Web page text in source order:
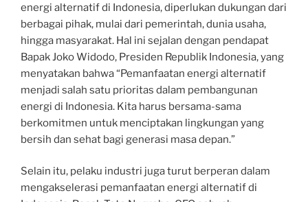
energi alternatif di Indonesia, diperlukan dukungan dari
berbagai pihak, mulai dari pemerintah, dunia usaha,
hingga masyarakat. Hal ini sejalan dengan pendapat
Bapak Joko Widodo, Presiden Republik Indonesia, yang
menyatakan bahwa “Pemanfaatan energi alternatif
menjadi salah satu prioritas dalam pembangunan
energi di Indonesia. Kita harus bersama-sama
berkomitmen untuk menciptakan lingkungan yang
bersih dan sehat bagi generasi masa depan.”
Selain itu, pelaku industri juga turut berperan dalam
mengakselerasi pemanfaatan energi alternatif di